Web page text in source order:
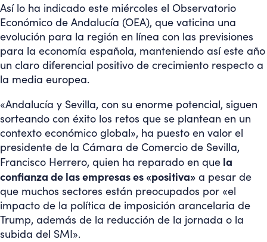
Así lo ha indicado este miércoles el Observatorio
Económico de Andalucía (OEA), que vaticina una
evolución para la región en línea con las previsiones
para la economía española, manteniendo así este año
un claro diferencial positivo de crecimiento respecto a
la media europea.
«Andalucía y Sevilla, con su enorme potencial, siguen
sorteando con éxito los retos que se plantean en un
contexto económico global», ha puesto en valor el
presidente de la Cámara de Comercio de Sevilla,
Francisco Herrero, quien ha reparado en que la
confianza de las empresas es «positiva» a pesar de
que muchos sectores están preocupados por «el
impacto de la política de imposición arancelaria de
Trump, además de la reducción de la jornada o la
subida del SMI».